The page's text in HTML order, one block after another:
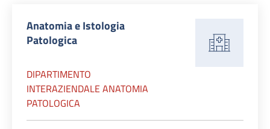
Anatomia e Istologia
Patologica
DIPARTIMENTO
INTERAZIENDALE ANATOMIA
PATOLOGICA